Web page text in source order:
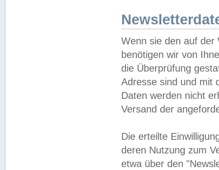
Wenn sie den auf der
benötigen wir von
die Überprüfung
Adresse sind und mit
Daten werden nicht
Versand der
Die erteilte
deren Nutzung zum
etwa über den